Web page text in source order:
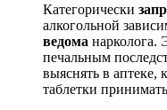
Категорически
алкогольной
ведома нарколога.
печальным
выяснять в аптеке,
таблетки